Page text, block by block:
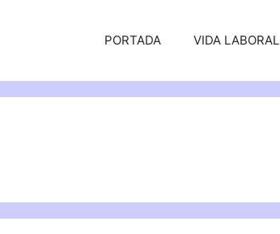
PORTADA VIDA LABORAL